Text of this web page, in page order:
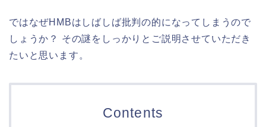
ではなぜHMBはしばしば批判の的になってしまうので
しょうか？ その謎をしっかりとご説明させていただき
たいと思います。
Contents